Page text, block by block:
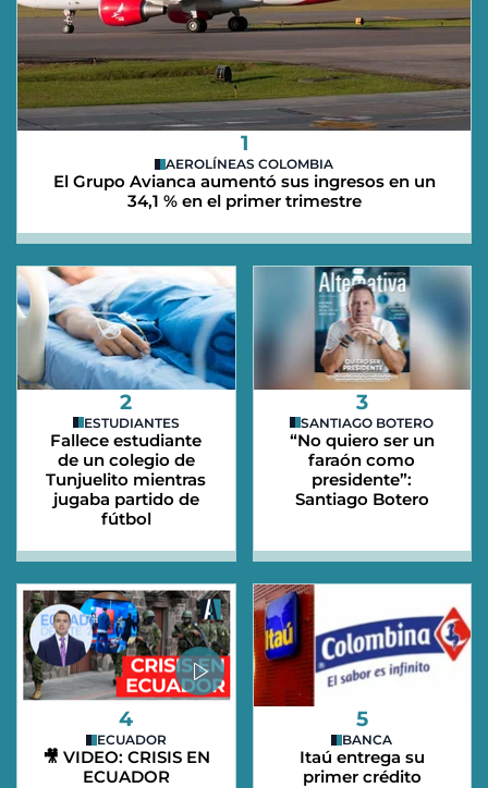
1
AEROLÍNEAS COLOMBIA
El Grupo Avianca aumentó sus ingresos en un
34,1 % en el primer trimestre
2
ESTUDIANTES
Fallece estudiante
de un colegio de
Tunjuelito mientras
jugaba partido de
fútbol
3
SANTIAGO BOTERO
“No quiero ser un
faraón como
presidente”:
Santiago Botero
4
ECUADOR
🎥 VIDEO: CRISIS EN
ECUADOR
5
BANCA
Itaú entrega su
primer crédito